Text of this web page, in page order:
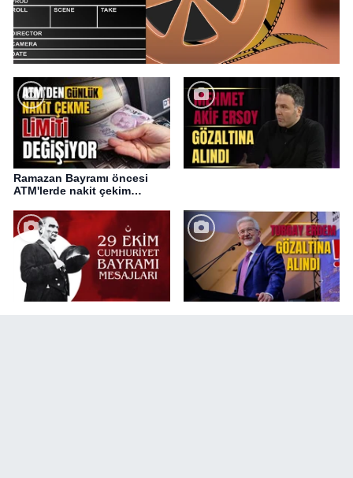
Ramazan Bayramı öncesi
ATM'lerde nakit çekim